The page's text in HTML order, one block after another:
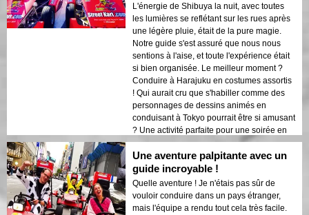
L'énergie de Shibuya la nuit, avec toutes
les lumières se reflétant sur les rues après
une légère pluie, était de la pure magie.
Notre guide s'est assuré que nous nous
sentions à l'aise, et toute l'expérience était
si bien organisée. Le meilleur moment ?
Conduire à Harajuku en costumes assortis
! Qui aurait cru que s'habiller comme des
personnages de dessins animés en
conduisant à Tokyo pourrait être si amusant
? Une activité parfaite pour une soirée en
amoureux ! 💕
Une aventure palpitante avec un
guide incroyable !
Quelle aventure ! Je n'étais pas sûr de
vouloir conduire dans un pays étranger,
mais l'équipe a rendu tout cela très facile.